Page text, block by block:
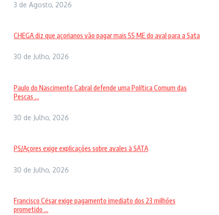
3 de Agosto, 2026
CHEGA diz que açorianos vão pagar mais 55 ME do aval para a Sata
30 de Julho, 2026
Paulo do Nascimento Cabral defende uma Política Comum das
Pescas ...
30 de Julho, 2026
PS/Açores exige explicações sobre avales à SATA
30 de Julho, 2026
Francisco César exige pagamento imediato dos 23 milhões
prometido ...